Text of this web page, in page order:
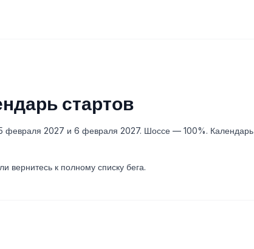
стартов
февраля 2027 и 6 февраля 2027. Шоссе — 100%. Календарь
вернитесь к полному списку бега.